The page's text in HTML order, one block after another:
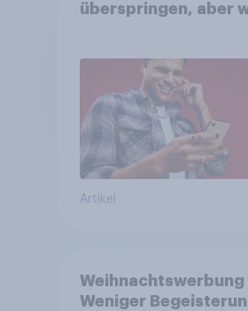
überspringen, aber
Artikel
Weniger